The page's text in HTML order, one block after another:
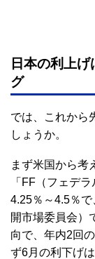
日本の利上
グ
では、これから
しょうか。
まず米国から考
「FF（フェデ
4.25％～4.5％
開市場委員会）
向で、年内2回
ず6月の利下げ